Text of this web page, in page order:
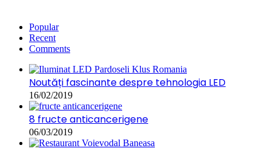
Popular
Recent
Comments
Noutăți fascinante despre tehnologia LED
16/02/2019
8 fructe anticancerigene
06/03/2019